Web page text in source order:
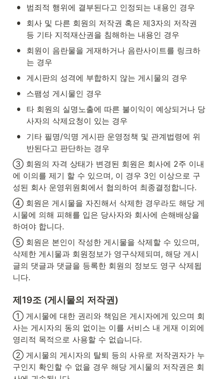
• 범죄적 행위에 결부된다고 인정되는 내용인 경우
•
회사 및 다른 회원의 저작권 혹은 제3자의 저작권
등 기타 지적재산권을 침해하는 내용인 경우
•
회원이 음란물을 게재하거나 음란사이트를 링크하
는 경우
• 게시판의 성격에 부합하지 않는 게시물의 경우
• 스팸성 게시물인 경우
•
타 회원의 실명노출에 따른 불이익이 예상되거나 당
사자의 삭제요청이 있는 경우
•
기타 필명/익명 게시판 운영정책 및 관계법령에 위
반된다고 판단하는 경우
③ 회원의 자격 상태가 변경된 회원은 회사에 2주 이내
에 이의를 제기 할 수 있으며, 이 경우 3인 이상으로 구
성된 회사 운영위원회에서 협의하여 최종결정합니다.
④ 회원은 게시물을 자진해서 삭제한 경우라도 해당 게
시물에 의해 피해를 입은 당사자와 회사에 손해배상을
하여야 합니다.
⑤ 회원은 본인이 작성한 게시물을 삭제할 수 있으며,
삭제한 게시물과 회원정보가 영구삭제되며, 해당 게시
글의 댓글과 댓글을 등록한 회원의 정보도 영구 삭제됩
니다.
제19조 (게시물의 저작권)
① 게시물에 대한 권리와 책임은 게시자에게 있으며 회
사는 게시자의 동의 없이는 이를 서비스 내 게재 이외에
영리적 목적으로 사용할 수 없습니다.
② 게시물의 게시자의 탈퇴 등의 사유로 저작권자가 누
구인지 확인할 수 없을 경우 해당 게시물의 저작권은 회